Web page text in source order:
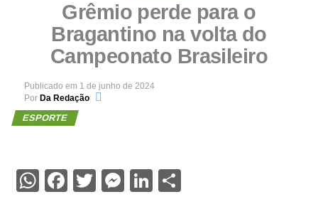
Grêmio perde para o
Bragantino na volta do
Campeonato Brasileiro
Publicado em 1 de junho de 2024
Por Da Redação
ESPORTE
WhatsApp
Facebook
Twitter
Messenger
LinkedIn
Share